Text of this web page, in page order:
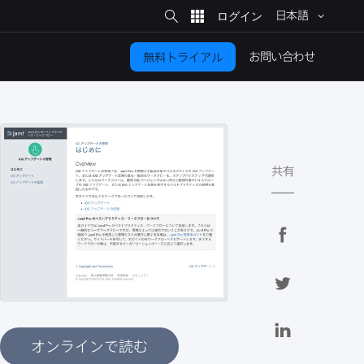
サ
イ
ト
検
索
日本語
無料トライアル お問い​合わせ
オンラインで読む
共有